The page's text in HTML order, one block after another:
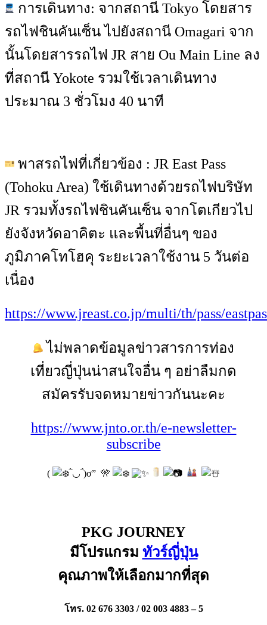
การเดินทาง: จากสถานี Tokyo โดยสาร
รถไฟชินคันเซ็น ไปยังสถานี Omagari จาก
นั้นโดยสารรถไฟ JR สาย Ou Main Line ลง
ที่สถานี Yokote รวมใช้เวลาเดินทาง
ประมาณ 3 ชั่วโมง 40 นาที
พาสรถไฟที่เกี่ยวข้อง : JR East Pass
(Tohoku Area) ใช้เดินทางด้วยรถไฟบริษัท
JR รวมทั้งรถไฟชินคันเซ็น จากโตเกียวไป
ยังจังหวัดอาคิตะ และพื้นที่อื่นๆ ของ
ภูมิภาคโทโฮคุ ระยะเวลาใช้งาน 5 วันต่อ
เนื่อง
https://www.jreast.co.jp/multi/th/pass/
ไม่พลาดข้อมูลข่าวสารการท่อง
เที่ยวญี่ปุ่นน่าสนใจอื่น ๆ อย่าลืมกด
สมัครรับจดหมายข่าวกันนะคะ
https://www.jnto.or.th/e-newsletter-
subscribe
( ‾̀◡‾́)σ” 🎌
PKG JOURNEY
มีโปรแกรม ทัวร์ญี่ปุ่น
คุณภาพให้เลือกมากที่สุด
โทร. 02 676 3303 / 02 003 4883 – 5